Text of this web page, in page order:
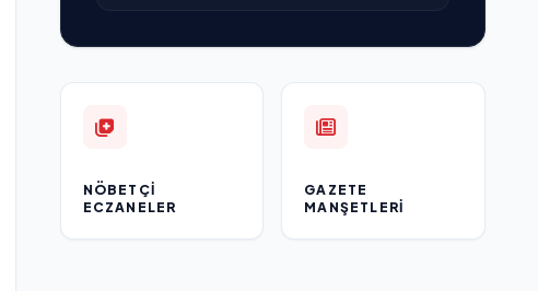
NÖBETÇI
ECZANELER
GAZETE
MANŞETLERI